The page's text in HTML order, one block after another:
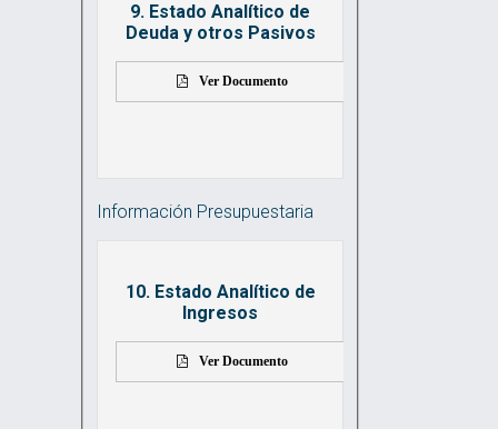
9. Estado Analítico de
Deuda y otros Pasivos
Ver Documento
Información Presupuestaria
10. Estado Analítico de
Ingresos
Ver Documento